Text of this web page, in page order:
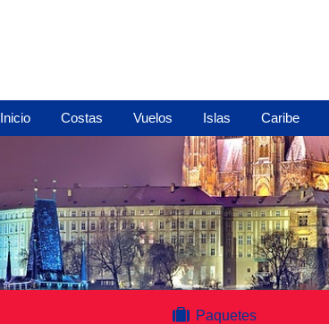
Inicio Costas Vuelos Islas Caribe
Paquetes